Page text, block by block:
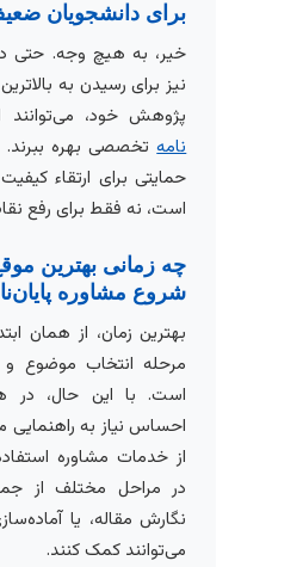
برای دانشجویان
خیر، به هیچ وجه. حتی
نیز برای رسیدن به
پژوهش خود، می‌توانند
نامهتخصصی بهره ببرند.
حمایتی برای ارتقاء
است، نه فقط برای رفع
چه زمانی بهترین
شروع مشاوره
بهترین زمان، از همان
مرحله انتخاب موضوع و
است. با این حال، در
احساس نیاز به راهنمایی
از خدمات مشاوره
در مراحل مختلف از
نگارش مقاله، یا
می‌توانند کمک کنند.